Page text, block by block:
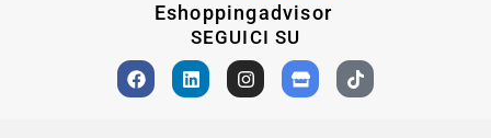
Eshoppingadvisor
SEGUICI SU